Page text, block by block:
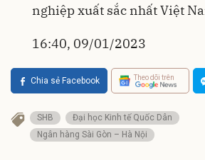
nghiệp xuất sắc nhất Việt
16:40, 09/01/2023
Chia sẻ Facebook Theo dõi trên
SHB
Đại học Kinh tế Quốc Dân
Ngân hàng Sài Gòn – Hà Nội